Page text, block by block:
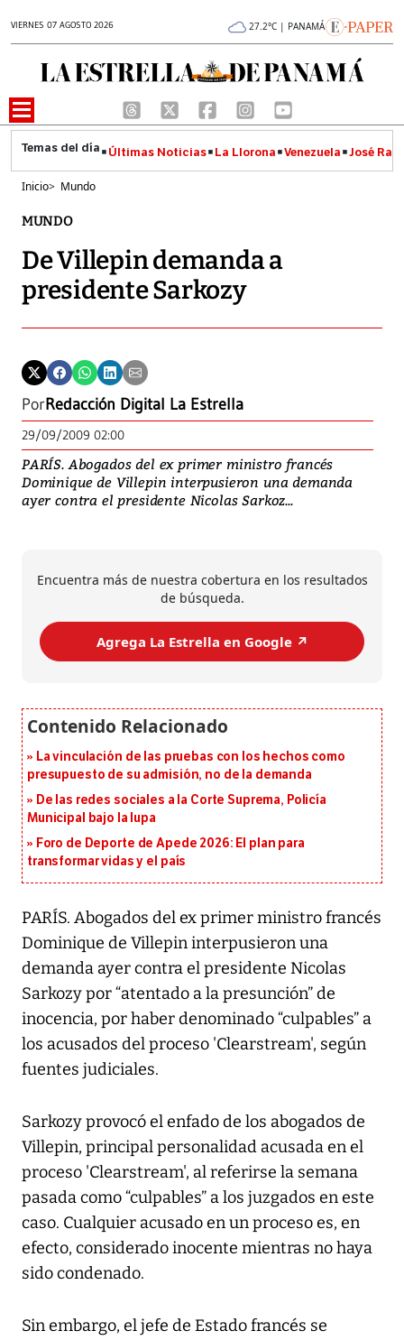
VIERNES 07 AGOSTO 2026 27.2°C | PANAMÁ
Últimas Noticias La Llorona Venezuela José
Inicio> Mundo
MUNDO
De Villepin demanda a
presidente Sarkozy
PorRedacción Digital La Estrella
29/09/2009 02:00
PARÍS. Abogados del ex primer ministro francés
Dominique de Villepin interpusieron una demanda
ayer contra el presidente Nicolas Sarkoz...
Encuentra más de nuestra cobertura en los resultados
de búsqueda.
Agrega La Estrella en Google ↗️
La vinculación de las pruebas con los hechos como
presupuesto de su admisión, no de la demanda
De las redes sociales a la Corte Suprema, Policía
Municipal bajo la lupa
Foro de Deporte de Apede 2026: El plan para
transformar vidas y el país
PARÍS. Abogados del ex primer ministro francés
Dominique de Villepin interpusieron una
demanda ayer contra el presidente Nicolas
Sarkozy por “atentado a la presunción” de
inocencia, por haber denominado “culpables” a
los acusados del proceso 'Clearstream', según
fuentes judiciales.
Sarkozy provocó el enfado de los abogados de
Villepin, principal personalidad acusada en el
proceso 'Clearstream', al referirse la semana
pasada como “culpables” a los juzgados en este
caso. Cualquier acusado en un proceso es, en
efecto, considerado inocente mientras no haya
sido condenado.
Sin embargo, el jefe de Estado francés se